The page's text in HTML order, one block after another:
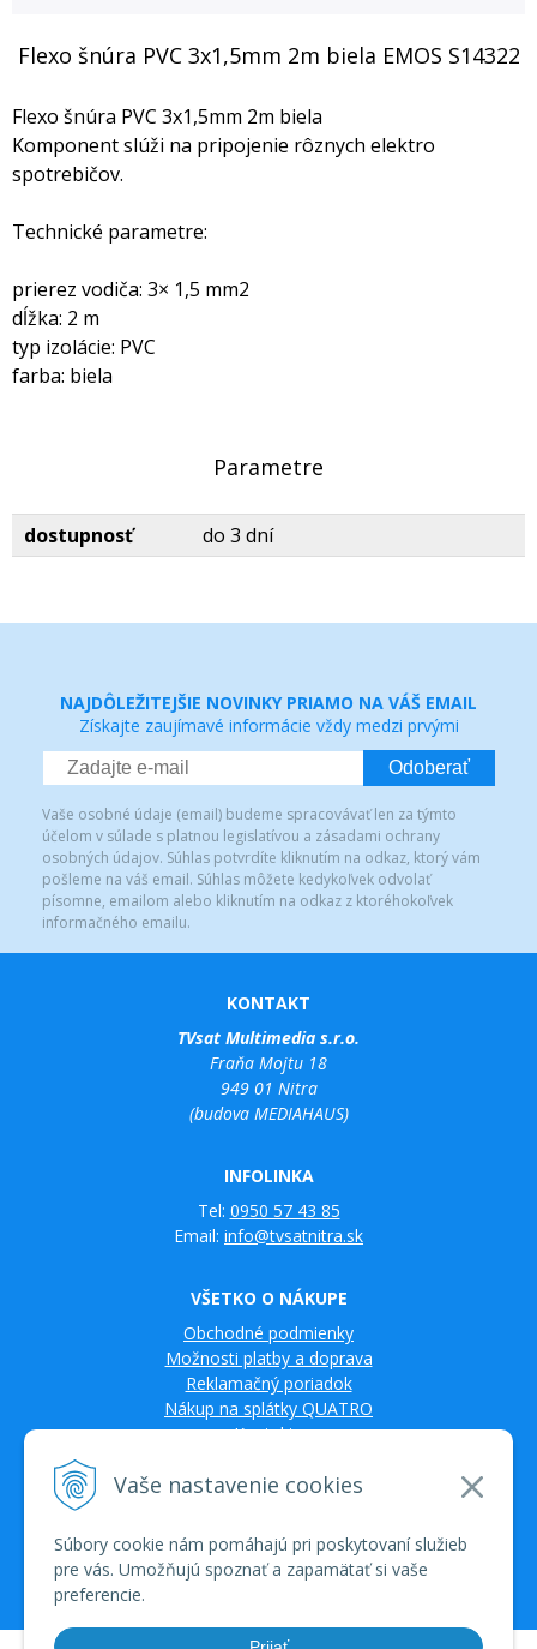
Vaše nastavenie cookies
Súbory cookie nám pomáhajú pri poskytovaní služieb
pre vás. Umožňujú spoznať a zapamätať si vaše
preferencie.
Flexo šnúra PVC 3x1,5mm 2m biela EMOS S14322
Flexo šnúra PVC 3x1,5mm 2m biela
Komponent slúži na pripojenie rôznych elektro
spotrebičov.
Technické parametre:
prierez vodiča: 3× 1,5 mm2
dĺžka: 2 m
typ izolácie: PVC
farba: biela
Parametre
dostupnosť do 3 dní
NAJDÔLEŽITEJŠIE NOVINKY PRIAMO NA VÁŠ EMAIL
Získajte zaujímavé informácie vždy medzi prvými
Odoberať
Vaše osobné údaje (email) budeme spracovávať len za týmto
účelom v súlade s platnou legislatívou a zásadami ochrany
osobných údajov. Súhlas potvrdíte kliknutím na odkaz, ktorý vám
pošleme na váš email. Súhlas môžete kedykoľvek odvolať
písomne, emailom alebo kliknutím na odkaz z ktoréhokoľvek
informačného emailu.
KONTAKT
TVsat Multimedia s.r.o.
Fraňa Mojtu 18
949 01 Nitra
(budova MEDIAHAUS)
INFOLINKA
Tel: 0950 57 43 85
Email: info@tvsatnitra.sk
VŠETKO O NÁKUPE
Obchodné podmienky
Možnosti platby a doprava
Reklamačný poriadok
Nákup na splátky QUATRO
Kontakty